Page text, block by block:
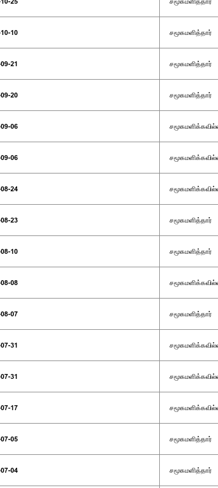
10 சமூகமளித்தார்
21 சமூகமளித்தார்
20 சமூகமளித்தார்
06
06
24
23 சமூகமளித்தார்
10 சமூகமளித்தார்
08
07 சமூகமளித்தார்
31
31
17
05 சமூகமளித்தார்
04 சமூகமளித்தார்